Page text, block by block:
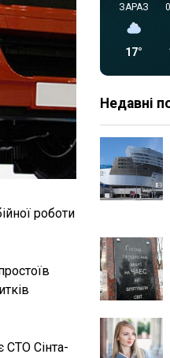
роботи
СТО Сінта-
ЗАРАЗ
17°
Недавні